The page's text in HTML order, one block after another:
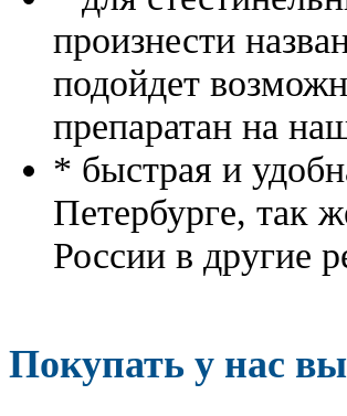
произнести
подойдет
препаратан на
* быстрая и
Петербурге, так
России в другие
Покупать у нас